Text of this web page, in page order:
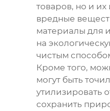
товаров, но и
вредные
материалы для
на
чистым
Кроме того,
могут быть
утилизировать
сохранить